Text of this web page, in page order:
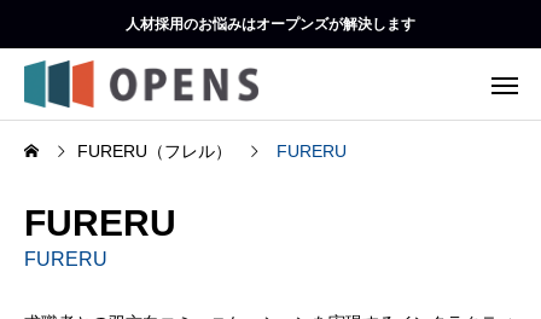
人材採用のお悩みはオープンズが解決します
FURERU（フレル） FURERU
FURERU
FURERU